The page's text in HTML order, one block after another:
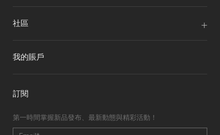
社區
我的賬戶
訂閱
第一時間掌握新品發布、最新動態與精彩活動！